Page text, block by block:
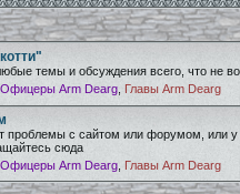
темы и обсуждения всего, что не
Офицеры Arm Dearg Главы Arm Dearg
проблемы с сайтом или форумом, или у
сюда
Офицеры Arm Dearg Главы Arm Dearg